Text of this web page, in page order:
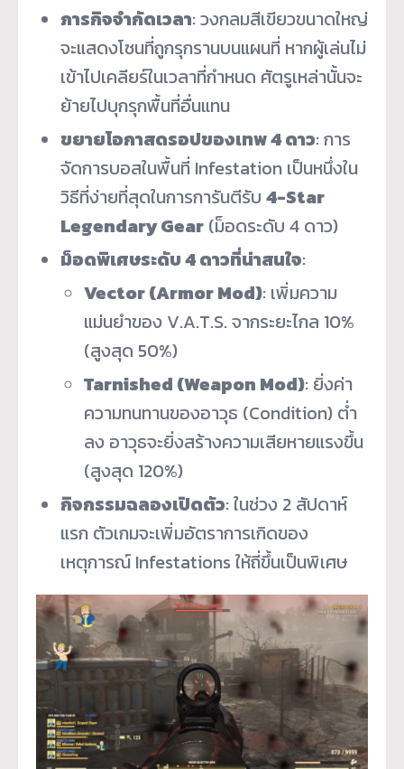
ภารกิจจำกัดเวลา: วงกลมสีเขียวขนาดใหญ่
จะแสดงโซนที่ถูกรุกรานบนแผนที่ หากผู้เล่นไม่
เข้าไปเคลียร์ในเวลาที่กำหนด ศัตรูเหล่านั้นจะ
ย้ายไปบุกรุกพื้นที่อื่นแทน
ขยายโอกาสดรอปของเทพ 4 ดาว: การ
จัดการบอสในพื้นที่ Infestation เป็นหนึ่งใน
วิธีที่ง่ายที่สุดในการการันตีรับ 4-Star
Legendary Gear(ม็อดระดับ 4 ดาว)
ม็อดพิเศษระดับ 4 ดาวที่น่าสนใจ:
Vector (Armor Mod): เพิ่มความ
แม่นยำของ V.A.T.S. จากระยะไกล 10%
(สูงสุด 50%)
Tarnished (Weapon Mod): ยิ่งค่า
ความทนทานของอาวุธ (Condition) ต่ำ
ลง อาวุธจะยิ่งสร้างความเสียหายแรงขึ้น
(สูงสุด 120%)
กิจกรรมฉลองเปิดตัว: ในช่วง 2 สัปดาห์
แรก ตัวเกมจะเพิ่มอัตราการเกิดของ
เหตุการณ์ Infestations ให้ถี่ขึ้นเป็นพิเศษ